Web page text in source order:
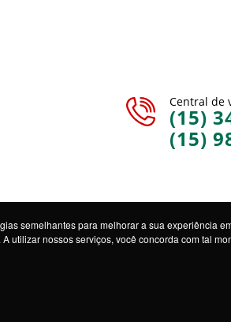
Central de
(15)
(15)
semelhantes para melhorar a sua experiência
utilizar nossos serviços, você concorda com tal